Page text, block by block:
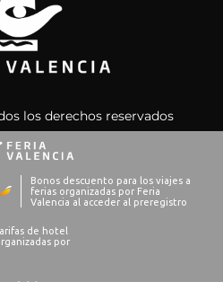
los derechos reservados